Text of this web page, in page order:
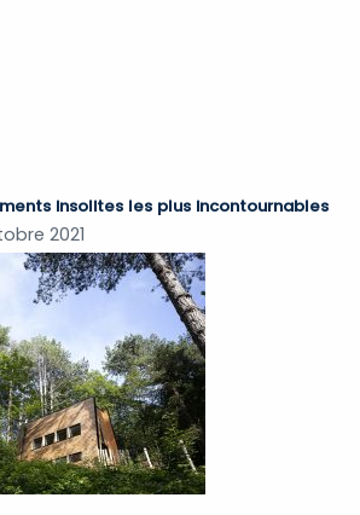
insolites les plus incontournables
2021